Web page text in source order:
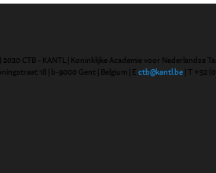
2020 CTB - KANTL | Koninklijke Academie voor Nederlandse
18 | b-9000 Gent | Belgium | E ctb@kantl.be | T +32